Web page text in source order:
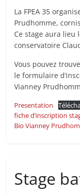
La FPEA 35
Prudhomme,
Ce stage aura lieu
conservatoire
Vous pouvez
le formulaire
Vianney
Presentation
fiche d’inscription
Bio Vianney
Stage